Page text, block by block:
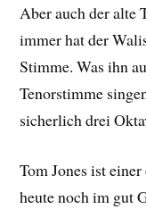
Aber auch der alte
immer hat der
Stimme. Was ihn
Tenorstimme
sicherlich drei
Tom Jones ist
heute noch im gut